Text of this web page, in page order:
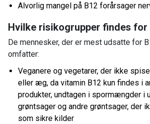
Alvorlig mangel på B12 forårsager
Hvilke risikogrupper findes for
De mennesker, der er mest udsatte for
omfatter:
Veganere og vegetarer, der ikke
eller æg, da vitamin B12 kun findes i
produkter, undtagen i spormængder i
grøntsager og andre grøntsager, der
som sikre kilder